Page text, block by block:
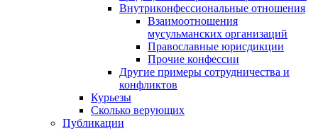
Внутриконфессиональные отношения
Взаимоотношения
мусульманских организаций
Православные юрисдикции
Прочие конфессии
Другие примеры сотрудничества и
конфликтов
Курьезы
Сколько верующих
Публикации